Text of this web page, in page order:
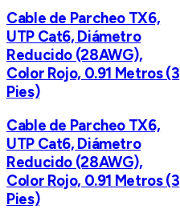
Cable de Parcheo TX6,
UTP Cat6, Diámetro
Reducido (28AWG),
Color Rojo, 0.91 Metros (3
Pies)
Cable de Parcheo TX6,
UTP Cat6, Diámetro
Reducido (28AWG),
Color Rojo, 0.91 Metros (3
Pies)